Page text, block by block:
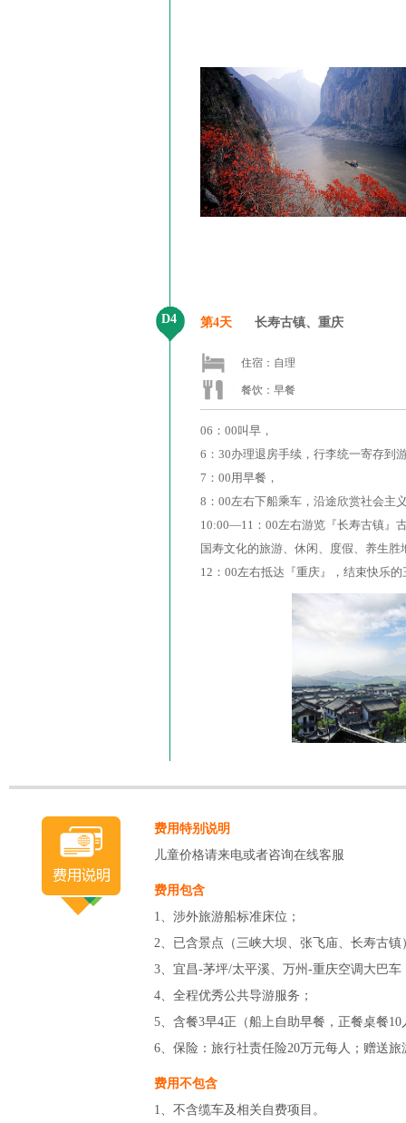
D4 第4天 长寿古镇、重庆
住宿：自理
餐饮：早餐
06：00叫早，
6：30办理退房手续，行李统一寄存到
7：00用早餐，
8：00左右下船乘车，沿途欣赏社会主
10:00—11：00左右游览『长寿古镇』
国寿文化的旅游、休闲、度假、养生
12：00左右抵达『重庆』，结束快乐
费用特别说明
儿童价格请来电或者咨询在线客服
费用包含
1、涉外旅游船标准床位；
2、已含景点（三峡大坝、张飞庙、长寿古镇
3、宜昌-茅坪/太平溪、万州-重庆空调大巴
4、全程优秀公共导游服务；
5、含餐3早4正（船上自助早餐，正餐桌餐
6、保险：旅行社责任险20万元每人；赠送
费用不包含
1、不含缆车及相关自费项目。